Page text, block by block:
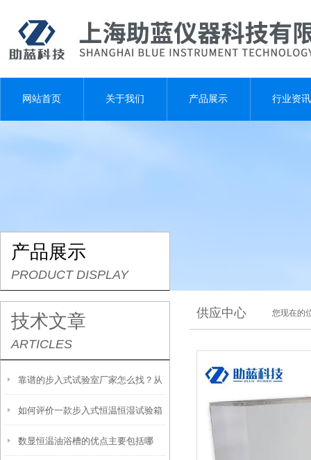
网站首页 关于我们 产品展示 行业资讯
产品展示
PRODUCT DISPLAY
技术文章
ARTICLES
靠谱的步入式试验室厂家怎么找？从
信誉和资质入手
如何评价一款步入式恒温恒湿试验箱
的好坏？
数显恒温油浴槽的优点主要包括哪
供应中心 您现在的